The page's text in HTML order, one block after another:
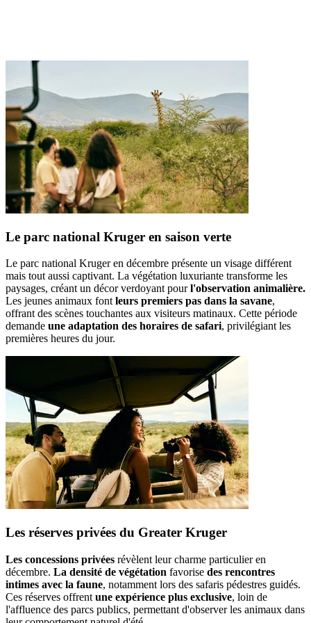
Le parc national Kruger en saison verte
Le parc national Kruger en décembre présente un visage différent
mais tout aussi captivant. La végétation luxuriante transforme les
paysages, créant un décor verdoyant pourl'observation animalière.
Les jeunes animaux font leurs premiers pas dans la savane,
offrant des scènes touchantes aux visiteurs matinaux. Cette période
demande une adaptation des horaires de safari, privilégiant les
premières heures du jour.
Les réserves privées du Greater Kruger
Les concessions privées révèlent leur charme particulier en
décembre. La densité de végétation favorise des rencontres
intimes avec la faune, notamment lors des safaris pédestres guidés.
Ces réserves offrent une expérience plus exclusive, loin de
l'affluence des parcs publics, permettant d'observer les animaux dans